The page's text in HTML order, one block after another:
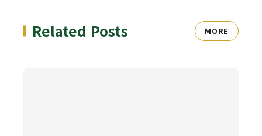
Related Posts MORE